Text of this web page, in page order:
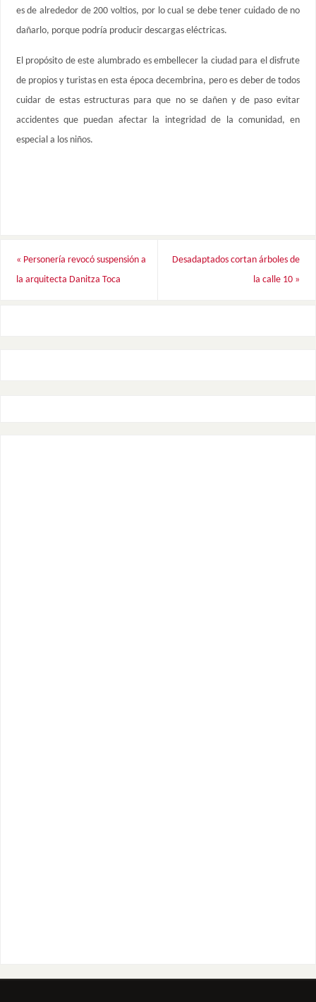
es de alrededor de 200 voltios, por lo cual se debe tener cuidado de no
dañarlo, porque podría producir descargas eléctricas.
El propósito de este alumbrado es embellecer la ciudad para el disfrute
de propios y turistas en esta época decembrina, pero es deber de todos
cuidar de estas estructuras para que no se dañen y de paso evitar
accidentes que puedan afectar la integridad de la comunidad, en
especial a los niños.
« Personería revocó suspensión a
la arquitecta Danitza Toca
Desadaptados cortan árboles de
la calle 10 »